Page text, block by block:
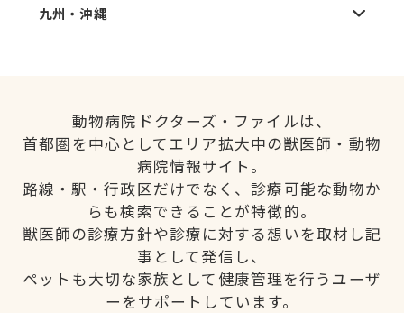
九州・沖縄
動物病院ドクターズ・ファイルは、
首都圏を中心としてエリア拡大中の獣医師・動物
病院情報サイト。
路線・駅・行政区だけでなく、診療可能な動物か
らも検索できることが特徴的。
獣医師の診療方針や診療に対する想いを取材し記
事として発信し、
ペットも大切な家族として健康管理を行うユーザ
ーをサポートしています。